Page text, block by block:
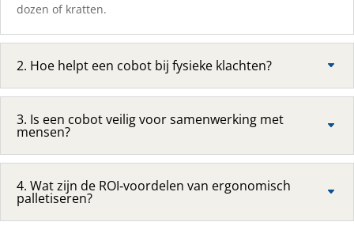
dozen of kratten.
2. Hoe helpt een cobot bij fysieke klachten?
3. Is een cobot veilig voor samenwerking met
mensen?
4. Wat zijn de ROI‑voordelen van ergonomisch
palletiseren?